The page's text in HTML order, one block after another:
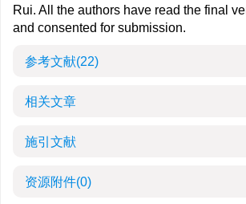
Rui. All the authors have read the final
and consented for submission.
参考文献(22)
相关文章
施引文献
资源附件(0)